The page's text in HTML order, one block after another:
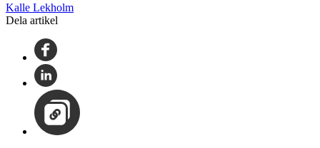
Kalle Lekholm
Dela artikel